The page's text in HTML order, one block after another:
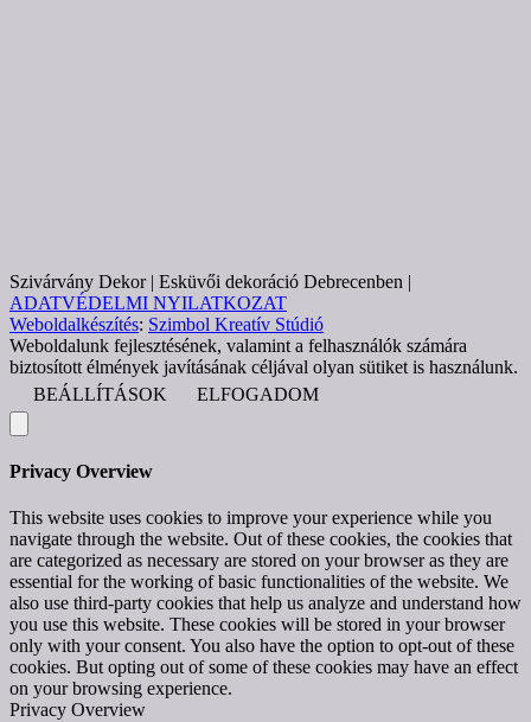
Szivárvány Dekor | Esküvői dekoráció Debrecenben |
ADATVÉDELMI NYILATKOZAT
Weboldalkészítés: Szimbol Kreatív Stúdió
Weboldalunk fejlesztésének, valamint a felhasználók számára
biztosított élmények javításának céljával olyan sütiket is használunk.
BEÁLLÍTÁSOK
ELFOGADOM
Privacy Overview
This website uses cookies to improve your experience while you
navigate through the website. Out of these cookies, the cookies that
are categorized as necessary are stored on your browser as they are
essential for the working of basic functionalities of the website. We
also use third-party cookies that help us analyze and understand how
you use this website. These cookies will be stored in your browser
only with your consent. You also have the option to opt-out of these
cookies. But opting out of some of these cookies may have an effect
on your browsing experience.
Privacy Overview